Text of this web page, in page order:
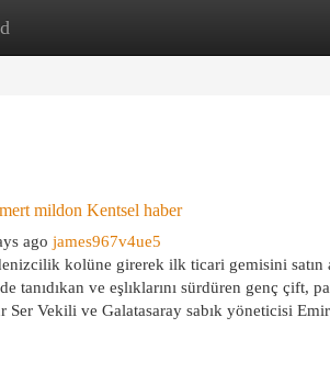
Site Listings
mildon Kentsel haber
ago james967v4ue5
kolüne girerek ilk ticari gemisini satın
tanıdıkan ve eşlıklarını sürdüren genç çift,
Ser Vekili ve Galatasaray sabık yöneticisi